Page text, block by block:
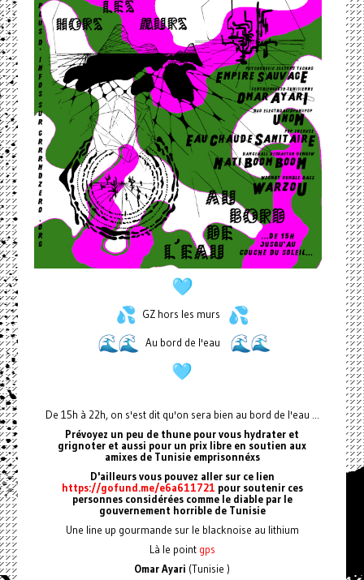
GZ hors les murs
Au bord de l'eau
De 15h à 22h, on s'est dit qu'on sera bien au bord de l'eau ...
Prévoyez un peu de thune pour vous hydrater et
grignoter et aussi pour un prix libre en soutien aux
amixes de Tunisie emprisonnéxs
D'ailleurs vous pouvez aller sur ce lien
https://gofund.me/e6a611721 pour soutenir ces
personnes considérées comme le diable par le
gouvernement horrible de Tunisie
Une line up gourmande sur le blacknoise au lithium
Là le pointgps
Omar Ayari (Tunisie )